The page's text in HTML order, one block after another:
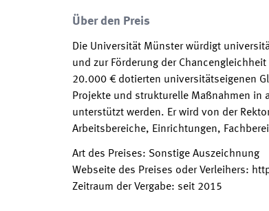
Über den Preis
Die Universität Münster würdigt
und zur Förderung der
20.000 € dotierten universitätseigenen
Projekte und strukturelle Maßnahmen in
unterstützt werden. Er wird von der
Arbeitsbereiche, Einrichtungen,
Art des Preises: Sonstige Auszeichnung
Webseite des Preises oder Verleihers:
Zeitraum der Vergabe: seit 2015